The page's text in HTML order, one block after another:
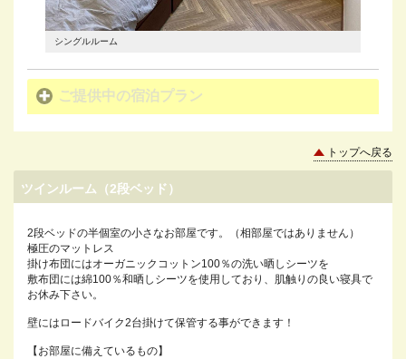
シングルルーム
ご提供中の宿泊プラン
トップへ戻る
ツインルーム（2段ベッド）
2段ベッドの半個室の小さなお部屋です。（相部屋ではありません）
極圧のマットレス
掛け布団にはオーガニックコットン100％の洗い晒しシーツを
敷布団には綿100％和晒しシーツを使用しており、肌触りの良い寝具で
お休み下さい。
壁にはロードバイク2台掛けて保管する事ができます！
【お部屋に備えているもの】